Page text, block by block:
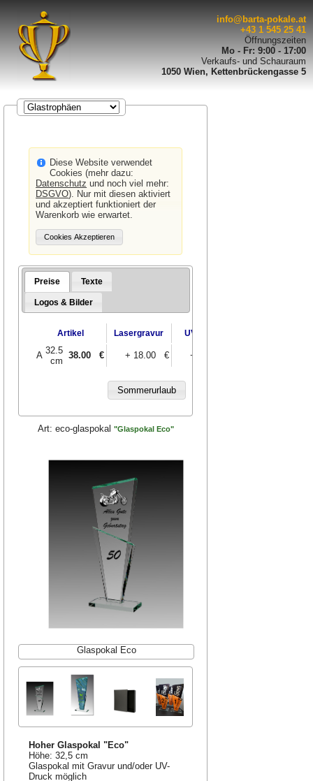
info@barta-pokale.at
+43 1 545 25 41
Öffnungszeiten
Mo - Fr: 9:00 - 17:00
Verkaufs- und Schauraum
1050 Wien, Kettenbrückengasse 5
Diese Website verwendet
Cookies (mehr dazu:
Datenschutz und noch viel mehr:
DSGVO). Nur mit diesen aktiviert
und akzeptiert funktioniert der
Warenkorb wie erwartet.
Preise Texte
Logos & Bilder
Artikel Lasergravur UV-Druck
A 32.5
cm
38.00 € + 18.00 € + 20.00 €
Art: eco-glaspokal "Glaspokal Eco"
Glaspokal Eco
Hoher Glaspokal "Eco"
Höhe: 32,5 cm
Glaspokal mit Gravur und/oder UV-
Druck möglich